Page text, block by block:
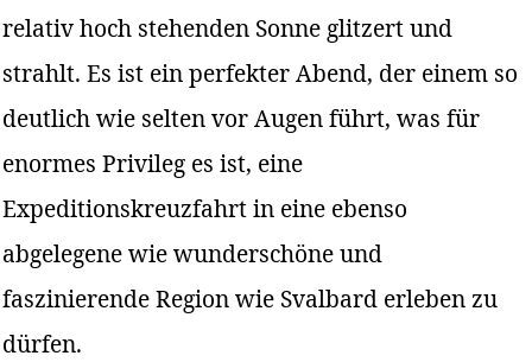
relativ hoch stehenden Sonne glitzert und
strahlt. Es ist ein perfekter Abend, der einem so
deutlich wie selten vor Augen führt, was für
enormes Privileg es ist, eine
Expeditionskreuzfahrt in eine ebenso
abgelegene wie wunderschöne und
faszinierende Region wie Svalbard erleben zu
dürfen.